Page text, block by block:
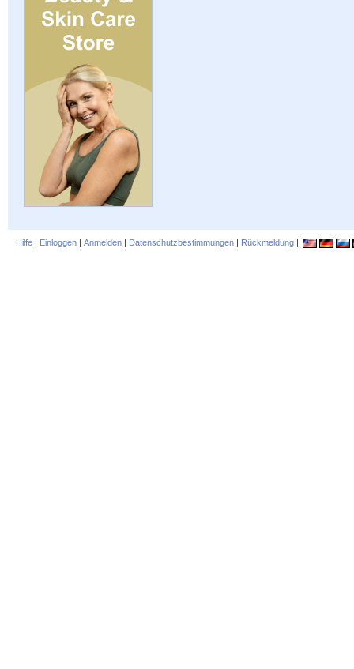
Hilfe | Einloggen | Anmelden | Datenschutzbestimmungen | Rückmeldung |